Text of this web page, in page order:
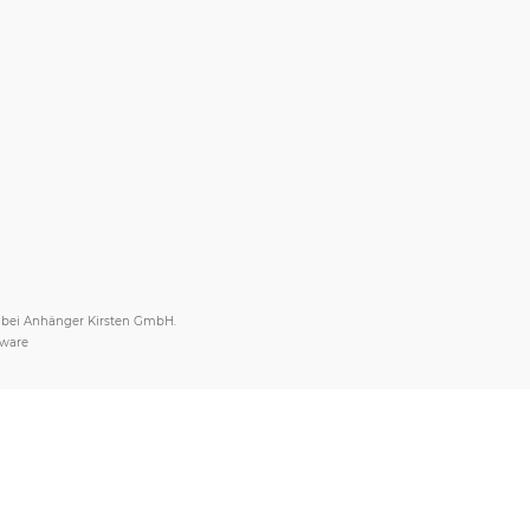
Anhänger Kirsten GmbH.